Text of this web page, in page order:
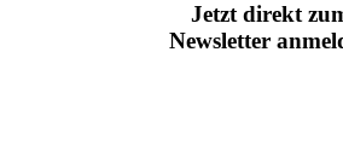
Jetzt direkt
Newsletter